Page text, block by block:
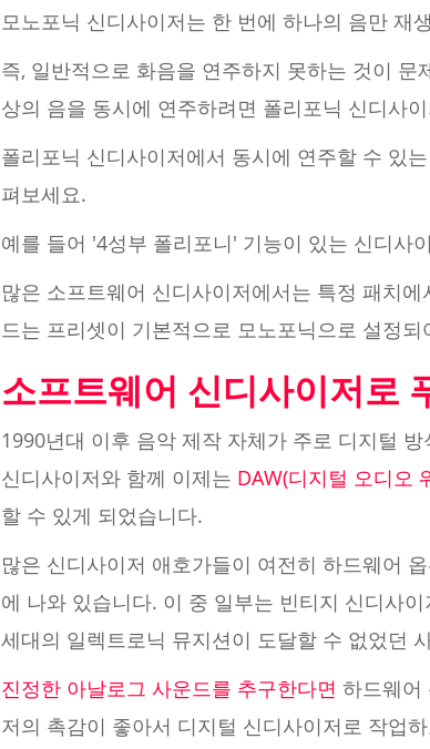
모노포닉 신디사이저는 한 번에 하나의 음만 재
즉, 일반적으로 화음을 연주하지 못하는 것이
상의 음을 동시에 연주하려면 폴리포닉 신디사
폴리포닉 신디사이저에서 동시에 연주할 수 있
펴보세요.
예를 들어 '4성부 폴리포니' 기능이 있는 신디사
많은 소프트웨어 신디사이저에서는 특정 패치
드는 프리셋이 기본적으로 모노포닉으로 설정
소프트웨어 신디사이저로
1990년대 이후 음악 제작 자체가 주로 디지털
신디사이저와 함께 이제는 DAW(디지털 오디오
할 수 있게 되었습니다.
많은 신디사이저 애호가들이 여전히 하드웨어
에 나와 있습니다. 이 중 일부는 빈티지 신디사
세대의 일렉트로닉 뮤지션이 도달할 수 없었던
진정한 아날로그 사운드를 추구한다면 하드웨어
저의 촉감이 좋아서 디지털 신디사이저로 작업